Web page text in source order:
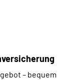
– bequem